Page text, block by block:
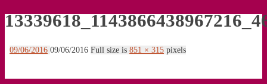
09/06/2016 09/06/2016 Full size is 851 × 315 pixels